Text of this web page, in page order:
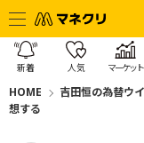
新着 人気 マーケット
HOME 吉田恒の為替ウ
想する